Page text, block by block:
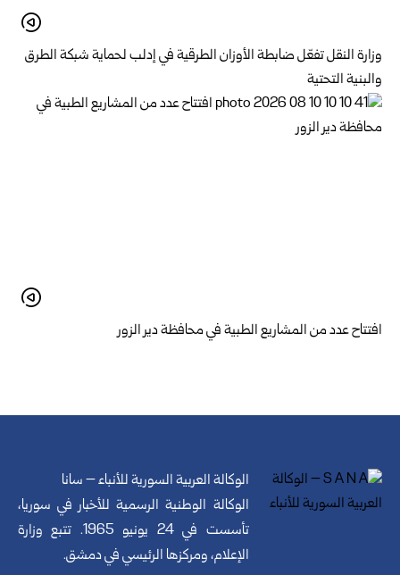
وزارة النقل تفعّل ضابطة الأوزان الطرقية في إدلب لحماية شبكة الطرق
والبنية التحتية
افتتاح عدد من المشاريع الطبية في محافظة دير الزور
الوكالة العربية السورية للأنباء – سانا
الوكالة الوطنية الرسمية للأخبار في سوريا،
تأسست في 24 يونيو 1965. تتبع وزارة
الإعلام، ومركزها الرئيسي في دمشق.